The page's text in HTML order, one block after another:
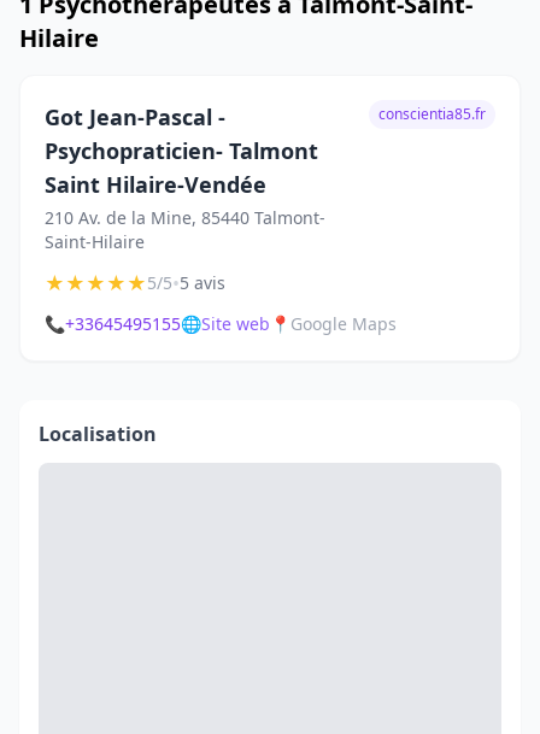
Hilaire
Got Jean-Pascal -
Psychopraticien- Talmont
Saint Hilaire-Vendée
210 Av. de la Mine, 85440 Talmont-
Saint-Hilaire
conscientia85.fr
★★★★★5/5•5 avis
📞+33645495155🌐Site web 📍 Google Maps
Localisation